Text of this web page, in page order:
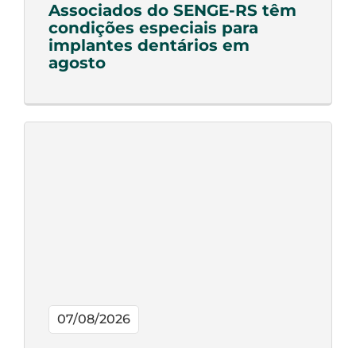
Associados do SENGE-RS têm
condições especiais para
implantes dentários em
agosto
07/08/2026